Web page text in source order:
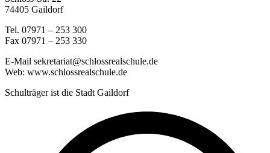
74405 Gaildorf
Tel. 07971 – 253 300
Fax 07971 – 253 330
E-Mail sekretariat@schlossrealschule.de
Web: www.schlossrealschule.de
Schulträger ist die Stadt Gaildorf